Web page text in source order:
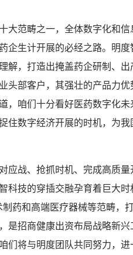
大范畴之一，全体数字化和信
企生计开展的必经之路。明度
解，打造出掩盖药企研制、出
头部客户，其强壮的产品力优
，咱们十分看好医药数字化未
住数字经济开展的时机，为我
应战、抢抓时机、完成高质量
科技的穿插交融孕育着巨大时
药和高端医疗器械等范畴，
是招商健康出资布局战略新兴
们将与明度团队共同努力，进